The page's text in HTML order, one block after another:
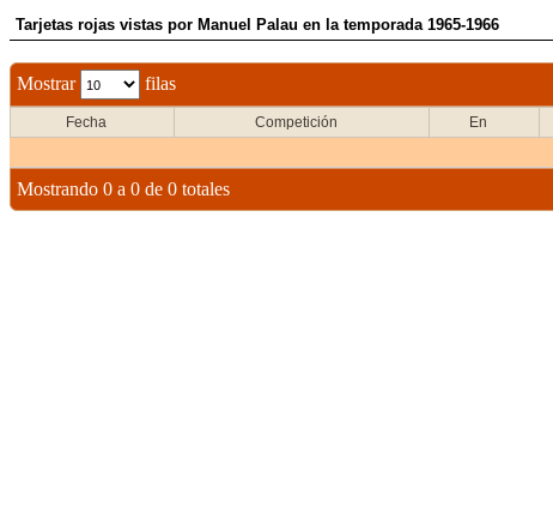
Tarjetas rojas vistas por Manuel Palau en la temporada 1965-1966
Mostrar filas
Fecha Competición En
Mostrando 0 a 0 de 0 totales